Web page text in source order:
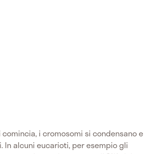
comincia, i cromosomi si condensano e
In alcuni eucarioti, per esempio gli